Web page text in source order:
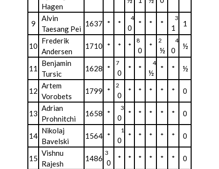
Hagen
9
Alvin
Taesang Pei
1637 * *
4
0 * * *
3
1 1
10
Frederik
Andersen
1710 * * *
8
0 *
2
½
4
0 ½
11
Benjamin
Tursic
1628 *
7
0 * *
4
½ * * ½
12
Artem
Vorobets
1799 *
2
0 * * * * * 0
13
Adrian
Prohnitchi
1658 *
3
0 * * * * * 0
14
Nikolaj
Bavelski
1564 *
1
0 * * * * * 0
15
Vishnu
Rajesh
1486
3
0 * * * * * * 0